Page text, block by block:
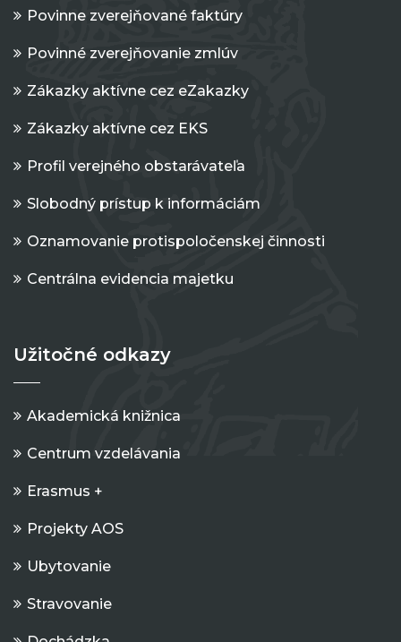
Povinne zverejňované faktúry
Povinné zverejňovanie zmlúv
Zákazky aktívne cez eZakazky
Zákazky aktívne cez EKS
Profil verejného obstarávateľa
Slobodný prístup k informáciám
Oznamovanie protispoločenskej činnosti
Centrálna evidencia majetku
Užitočné odkazy
Akademická knižnica
Centrum vzdelávania
Erasmus +
Projekty AOS
Ubytovanie
Stravovanie